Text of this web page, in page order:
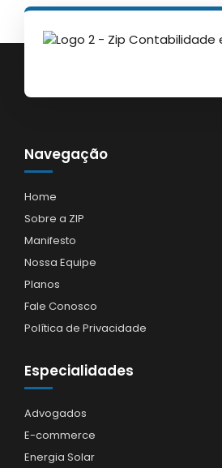
Navegação
Home
Sobre a ZIP
Manifesto
Nossa Equipe
Planos
Fale Conosco
Política de Privacidade
Especialidades
Advogados
E-commerce
Energia Solar